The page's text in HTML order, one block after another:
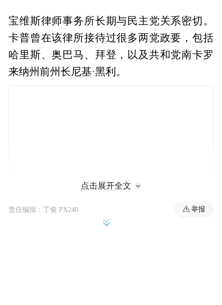
宝维斯律师事务所长期与民主党关系密切。
卡普曾在该律所接待过很多两党政要，包括
哈里斯、奥巴马、拜登，以及共和党南卡罗
来纳州前州长尼基·黑利。
报道称，卡普一直将自己视为抵御非法和不
点击展开全文
责任编辑：丁俊 PX240 举报